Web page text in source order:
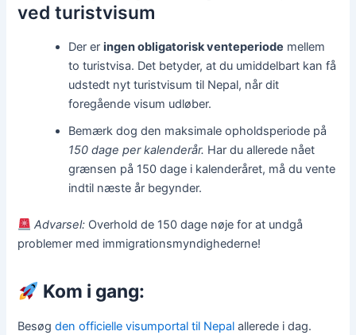
ved turistvisum
Der eringen obligatorisk venteperiode mellem
to turistvisa. Det betyder, at du umiddelbart kan få
udstedt nyt turistvisum til Nepal, når dit
foregående visum udløber.
Bemærk dog den maksimale opholdsperiode på
150 dage per kalenderår. Har du allerede nået
grænsen på 150 dage i kalenderåret, må du vente
indtil næste år begynder.
Advarsel: Overhold de 150 dage nøje for at undgå
problemer med immigrationsmyndighederne!
Kom i gang:
Besøgden officielle visumportal til Nepal allerede i dag.